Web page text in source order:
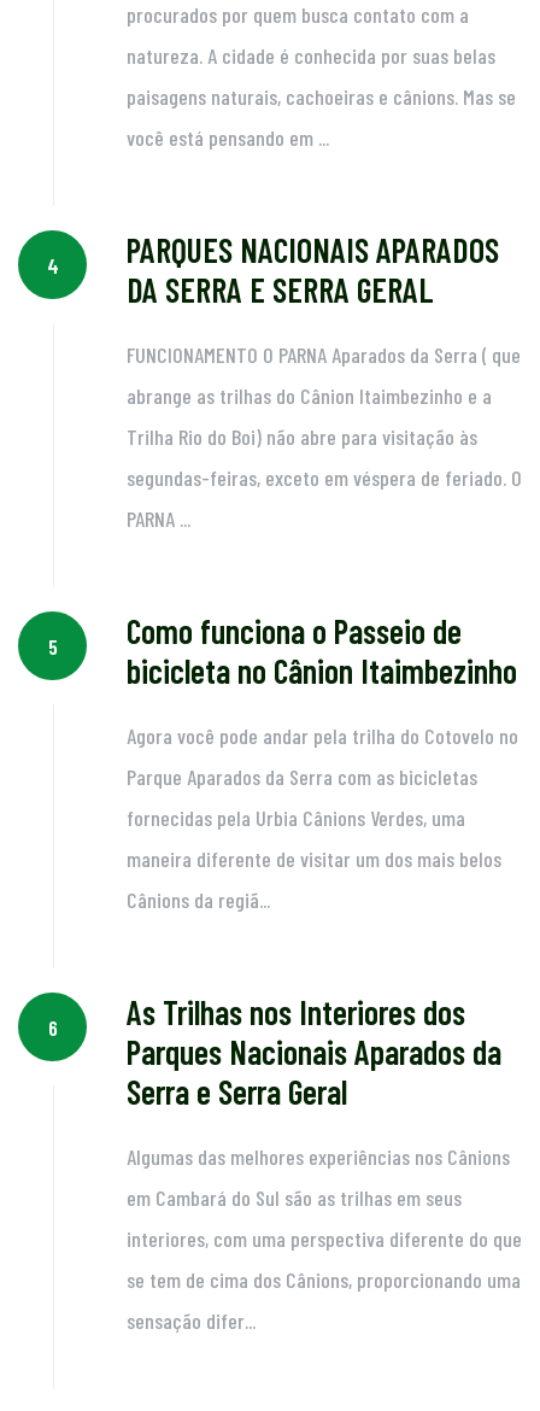
procurados por quem busca contato com a
natureza. A cidade é conhecida por suas belas
paisagens naturais, cachoeiras e cânions. Mas se
você está pensando em ...
4
PARQUES NACIONAIS APARADOS
DA SERRA E SERRA GERAL
FUNCIONAMENTO O PARNA Aparados da Serra ( que
abrange as trilhas do Cânion Itaimbezinho e a
Trilha Rio do Boi) não abre para visitação às
segundas-feiras, exceto em véspera de feriado. O
PARNA ...
5
Como funciona o Passeio de
bicicleta no Cânion Itaimbezinho
Agora você pode andar pela trilha do Cotovelo no
Parque Aparados da Serra com as bicicletas
fornecidas pela Urbia Cânions Verdes, uma
maneira diferente de visitar um dos mais belos
Cânions da regiã...
6
As Trilhas nos Interiores dos
Parques Nacionais Aparados da
Serra e Serra Geral
Algumas das melhores experiências nos Cânions
em Cambará do Sul são as trilhas em seus
interiores, com uma perspectiva diferente do que
se tem de cima dos Cânions, proporcionando uma
sensação difer...